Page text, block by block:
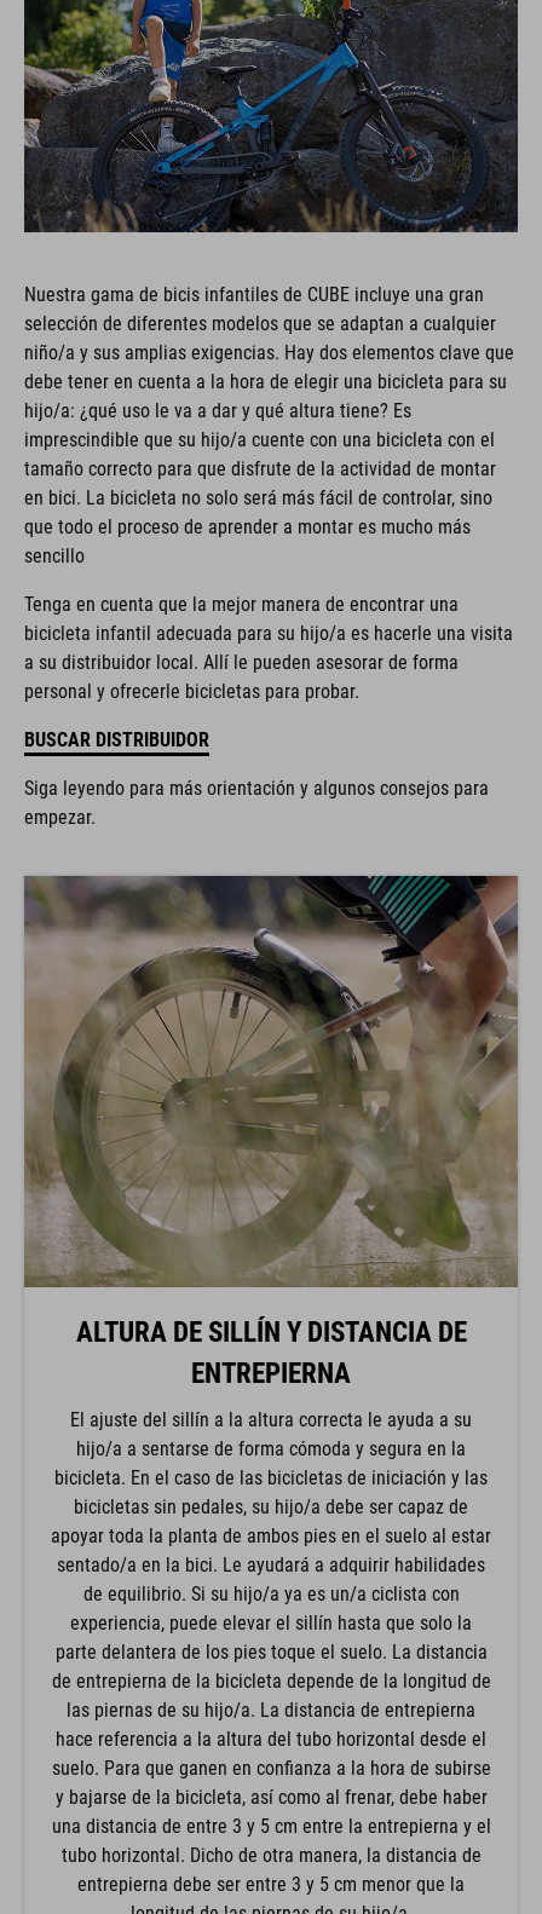
Nuestra gama de bicis infantiles de CUBE incluye una gran
selección de diferentes modelos que se adaptan a cualquier
niño/a y sus amplias exigencias. Hay dos elementos clave que
debe tener en cuenta a la hora de elegir una bicicleta para su
hijo/a: ¿qué uso le va a dar y qué altura tiene? Es
imprescindible que su hijo/a cuente con una bicicleta con el
tamaño correcto para que disfrute de la actividad de montar
en bici. La bicicleta no solo será más fácil de controlar, sino
que todo el proceso de aprender a montar es mucho más
sencillo
Tenga en cuenta que la mejor manera de encontrar una
bicicleta infantil adecuada para su hijo/a es hacerle una visita
a su distribuidor local. Allí le pueden asesorar de forma
personal y ofrecerle bicicletas para probar.
BUSCAR DISTRIBUIDOR
Siga leyendo para más orientación y algunos consejos para
empezar.
ALTURA DE SILLÍN Y DISTANCIA DE
ENTREPIERNA
El ajuste del sillín a la altura correcta le ayuda a su
hijo/a a sentarse de forma cómoda y segura en la
bicicleta. En el caso de las bicicletas de iniciación y las
bicicletas sin pedales, su hijo/a debe ser capaz de
apoyar toda la planta de ambos pies en el suelo al estar
sentado/a en la bici. Le ayudará a adquirir habilidades
de equilibrio. Si su hijo/a ya es un/a ciclista con
experiencia, puede elevar el sillín hasta que solo la
parte delantera de los pies toque el suelo. La distancia
de entrepierna de la bicicleta depende de la longitud de
las piernas de su hijo/a. La distancia de entrepierna
hace referencia a la altura del tubo horizontal desde el
suelo. Para que ganen en confianza a la hora de subirse
y bajarse de la bicicleta, así como al frenar, debe haber
una distancia de entre 3 y 5 cm entre la entrepierna y el
tubo horizontal. Dicho de otra manera, la distancia de
entrepierna debe ser entre 3 y 5 cm menor que la